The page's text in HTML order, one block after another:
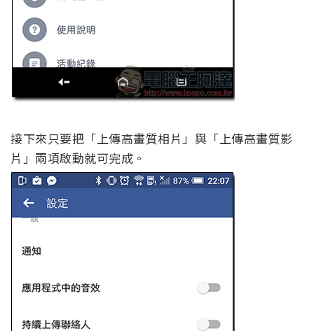
接下來只要把「上傳高畫質相片」與「上傳高畫質影
片」兩項啟動就可完成。